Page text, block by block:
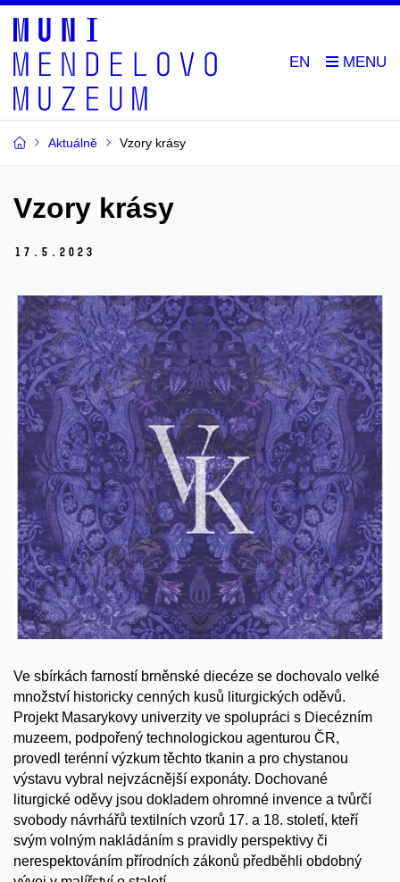
EN
Aktuálně Vzory krásy
Vzory krásy
17. 5. 2023
Ve sbírkách farností brněnské diecéze se dochovalo velké
množství historicky cenných kusů liturgických oděvů.
Projekt Masarykovy univerzity ve spolupráci s Diecézním
muzeem, podpořený technologickou agenturou ČR,
provedl terénní výzkum těchto tkanin a pro chystanou
výstavu vybral nejvzácnější exponáty. Dochované
liturgické oděvy jsou dokladem ohromné invence a tvůrčí
svobody návrhářů textilních vzorů 17. a 18. století, kteří
svým volným nakládáním s pravidly perspektivy či
nerespektováním přírodních zákonů předběhli obdobný